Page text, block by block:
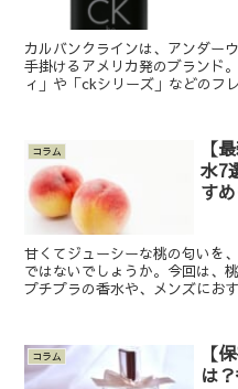
カルバンクラインは、アンダー
手掛けるアメリカ発のブランド
ィ」や「ckシリーズ」などのフ
コラム
【
水7
す
甘くてジューシーな桃の匂いを
ではないでしょうか。今回は、
プチプラの香水や、メンズにお
コラム
【
は